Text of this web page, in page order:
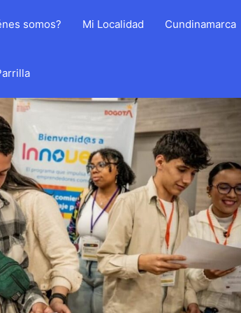
somos? Mi Localidad Cundinamarca